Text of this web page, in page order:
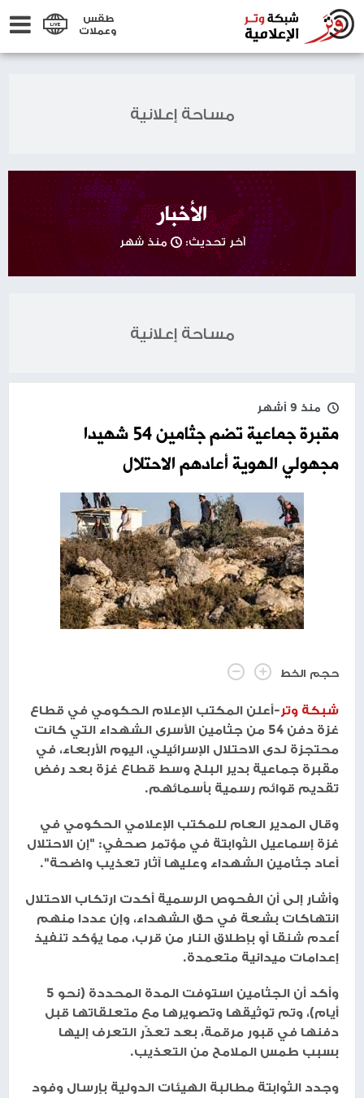
طقس
وعملات
مساحة إعلانية
الأخبار
آخر تحديث: منذ شهر
مساحة إعلانية
منذ 9 أشهر
مقبرة جماعية تضم جثامين 54 شهيدا
مجهولي الهوية أعادهم الاحتلال
حجم الخط
شبكة وتر-أعلن المكتب الإعلام الحكومي في قطاع
غزة دفن 54 من جثامين الأسرى الشهداء التي كانت
محتجزة لدى الاحتلال الإسرائيلي، اليوم الأربعاء، في
مقبرة جماعية بدير البلح وسط قطاع غزة بعد رفض
تقديم قوائم رسمية بأسمائهم.
وقال المدير العام للمكتب الإعلامي الحكومي في
غزة إسماعيل الثوابتة في مؤتمر صحفي: "إن الاحتلال
أعاد جثامين الشهداء وعليها آثار تعذيب واضحة".
وأشار إلى أن الفحوص الرسمية أكدت ارتكاب الاحتلال
انتهاكات بشعة في حق الشهداء، وإن عددا منهم
أُعدم شنقا أو بإطلاق النار من قرب، مما يؤكد تنفيذ
إعدامات ميدانية متعمدة.
وأكد أن الجثامين استوفت المدة المحددة (نحو 5
أيام)، وتم توثيقها وتصويرها مع متعلقاتها قبل
دفنها في قبور مرقمة، بعد تعذّر التعرف إليها
بسبب طمس الملامح من التعذيب.
وجدد الثوابتة مطالبة الهيئات الدولية بإرسال وفود